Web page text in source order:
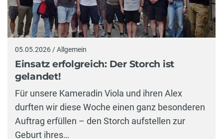
05.05.2026 / Allgemein
Einsatz erfolgreich: Der Storch ist
gelandet!
Für unsere Kameradin Viola und ihren Alex
durften wir diese Woche einen ganz besonderen
Auftrag erfüllen – den Storch aufstellen zur
Geburt ihres…